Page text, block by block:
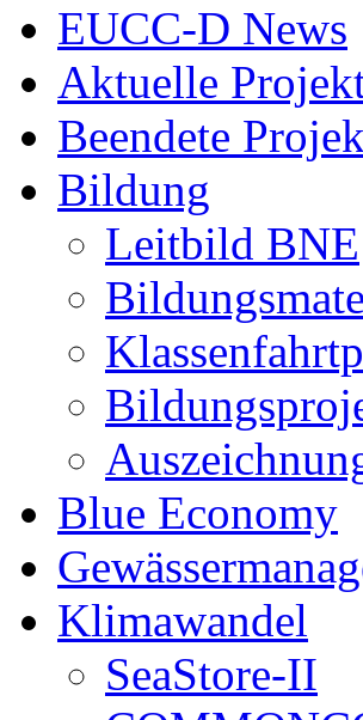
EUCC-D News
Aktuelle
Beendete
Bildung
Leitbild BNE
Blue Economy
Klimawandel
SeaStore-II